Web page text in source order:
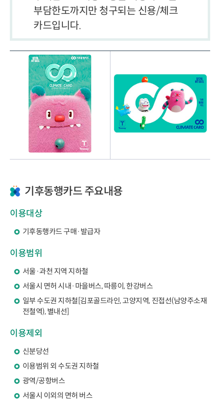
부담한도까지만 청구되는 신용/체크
카드입니다.
기후동행카드 주요내용
이용대상
기후동행카드 구매·발급자
이용범위
서울·과천 지역 지하철
서울시 면허 시내·마을버스, 따릉이, 한강버스
일부 수도권 지하철[김포골드라인, 고양지역, 진접선(남양주소재
전철역), 별내선]
이용제외
신분당선
이용범위 외 수도권 지하철
광역/공항버스
서울시 이외의 면허 버스